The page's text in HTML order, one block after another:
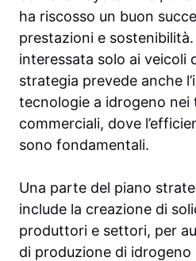
ha riscosso un buon
prestazioni e
interessata solo ai veicoli
strategia prevede anche
tecnologie a idrogeno
commerciali, dove
sono fondamentali.
Una parte del piano
include la creazione di
produttori e settori, per
di produzione di idrogeno